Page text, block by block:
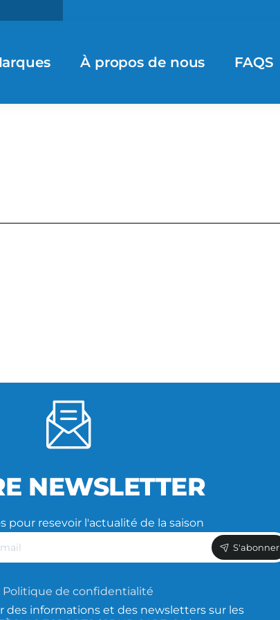
À propos de nous FAQS
NEWSLETTER
pour resevoir l'actualité de la saison
S'abonner
Politique de confidentialité
des informations et des newsletters sur les